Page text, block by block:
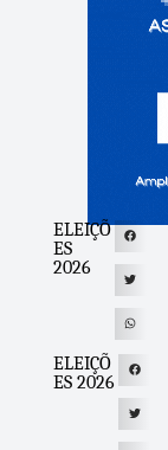
ELEIÇÕ
ES
2026
ELEIÇÕ
ES 2026